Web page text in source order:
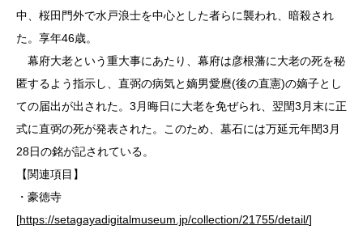
中、桜田門外で水戸浪士を中心とした者らに襲われ、暗殺され
た。享年46歳。
幕府大老という重大事にあたり、幕府は彦根藩に大老の死を秘
匿するよう指示し、直弼の病気と嫡男愛麿(後の直憲)の嫡子とし
ての届出が出された。3月晦日に大老を免ぜられ、翌閏3月末に正
式に直弼の死が発表された。このため、墓石には万延元年閏3月
28日の銘が記されている。
【関連項目】
・豪徳寺
[https://setagayadigitalmuseum.jp/collection/21755/detail/]